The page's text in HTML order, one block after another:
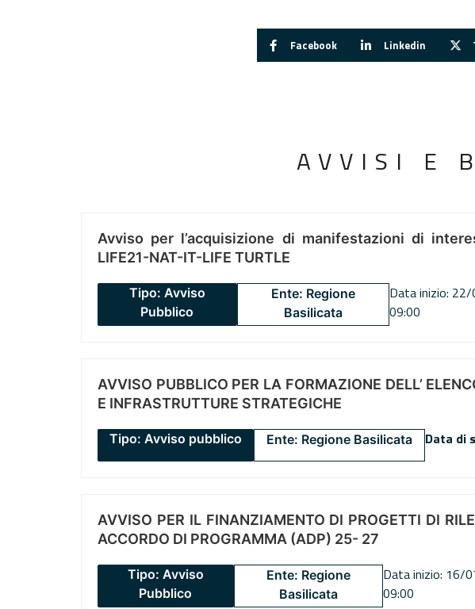
Facebook Linkedin
AVVISI E
Avviso per l’acquisizione di manifestazioni di
LIFE21-NAT-IT-LIFE TURTLE
Tipo: Avviso
Pubblico
Ente: Regione
Basilicata
Data inizio:
09:00
AVVISO PUBBLICO PER LA FORMAZIONE DELL’
E INFRASTRUTTURE STRATEGICHE
Tipo: Avviso pubblico Ente: Regione Basilicata Data di
AVVISO PER IL FINANZIAMENTO DI PROGETTI DI
ACCORDO DI PROGRAMMA (ADP) 25- 27
Tipo: Avviso
Pubblico
Ente: Regione
Basilicata
Data inizio: 16/
09:00